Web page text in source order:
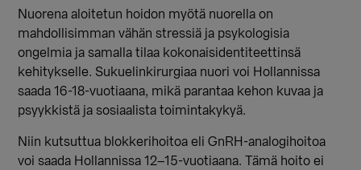
Nuorena aloitetun hoidon myötä nuorella on
mahdollisimman vähän stressiä ja psykologisia
ongelmia ja samalla tilaa kokonaisidentiteettinsä
kehitykselle. Sukuelinkirurgiaa nuori voi Hollannissa
saada 16-18-vuotiaana, mikä parantaa kehon kuvaa ja
psyykkistä ja sosiaalista toimintakykyä.
Niin kutsuttua blokkerihoitoa eli GnRH-analogihoitoa
voi saada Hollannissa 12–15-vuotiaana. Tämä hoito ei